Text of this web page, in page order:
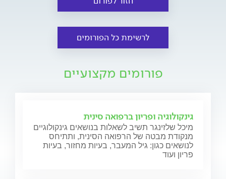
לרשימת כל הפורומים
פורומים מקצועיים
גינקולוגיה ופריון ברפואה סינית
מיכל שלזינגר תשיב לשאלות בנושאים גינקולוגיים
מנקודת מבטה של הרפואה הסינית, ותתיחס
לנושאים כגון: גיל המעבר, בעיות מחזור, בעיות
פריון ועוד